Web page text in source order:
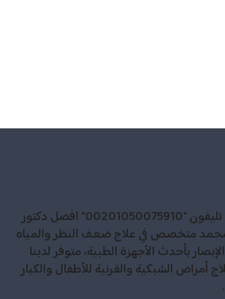
رقم تليفون "00201050075910" افضل دكتور
محمد متخصص في علاج ضعف النظر والمياه
بأحدث الأجهزة الطبية، متوفر لدينا
الشبكية والقرنية للأطفال والكبار